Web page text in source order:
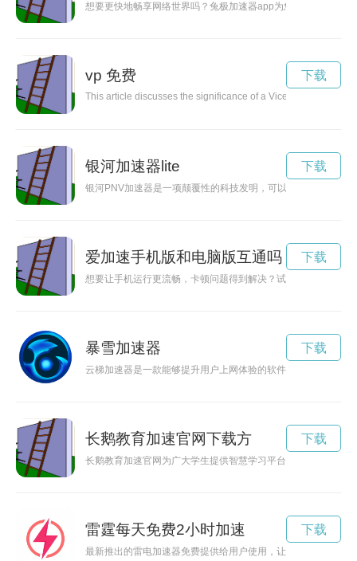
想要更快地畅享网络世界吗？兔极加速器app为您提供高速网络
vp 免费
This article discusses the significance of a Vice President in
下载
银河加速器lite
银河PNV加速器是一项颠覆性的科技发明，可以加速太空探索
下载
爱加速手机版和电脑版互通吗
想要让手机运行更流畅，卡顿问题得到解决？试试爱加速手机
下载
暴雪加速器
云梯加速器是一款能够提升用户上网体验的软件工具，通过优
下载
长鹅教育加速官网下载方
长鹅教育加速官网为广大学生提供智慧学习平台，助力学习进
下载
雷霆每天免费2小时加速
最新推出的雷电加速器免费提供给用户使用，让你的游戏体验
下载